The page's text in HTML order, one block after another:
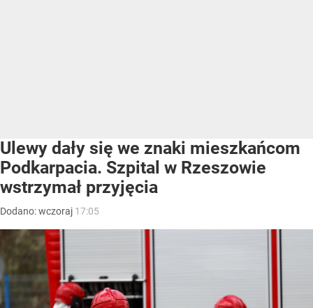
Ulewy dały się we znaki mieszkańcom
Podkarpacia. Szpital w Rzeszowie
wstrzymał przyjęcia
Dodano:wczoraj 17:05